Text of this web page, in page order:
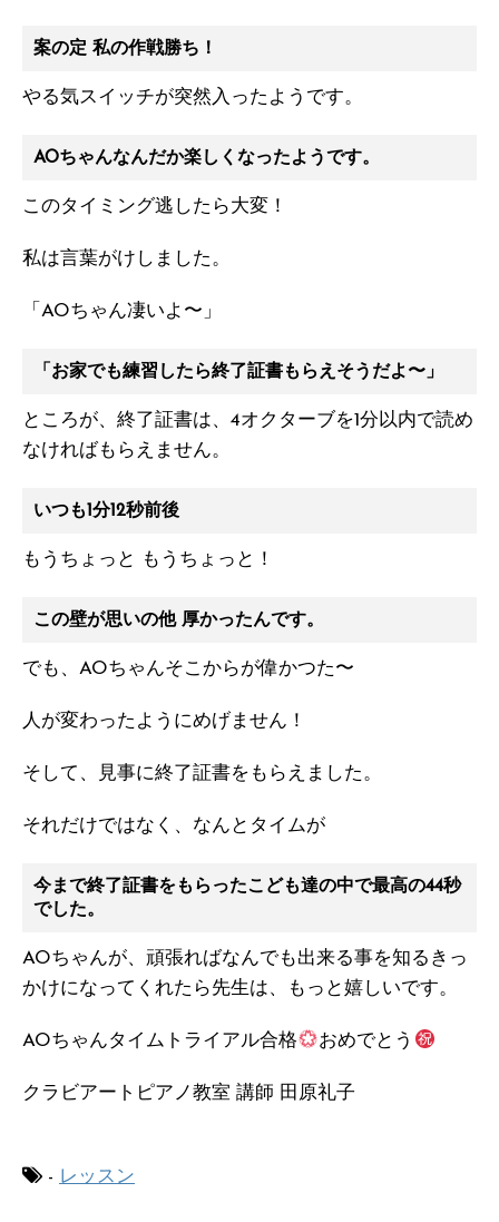
案の定 私の作戦勝ち！
やる気スイッチが突然入ったようです。
AOちゃんなんだか楽しくなったようです。
このタイミング逃したら大変！
私は言葉がけしました。
「AOちゃん凄いよ〜」
「お家でも練習したら終了証書もらえそうだよ〜」
ところが、終了証書は、4オクターブを1分以内で読め
なければもらえません。
いつも1分12秒前後
もうちょっと もうちょっと！
この壁が思いの他 厚かったんです。
でも、AOちゃんそこからが偉かつた〜
人が変わったようにめげません！
そして、見事に終了証書をもらえました。
それだけではなく、なんとタイムが
今まで終了証書をもらったこども達の中で最高の44秒
でした。
AOちゃんが、頑張ればなんでも出来る事を知るきっ
かけになってくれたら先生は、もっと嬉しいです。
AOちゃんタイムトライアル合格 おめでとう
クラビアートピアノ教室 講師 田原礼子
- レッスン